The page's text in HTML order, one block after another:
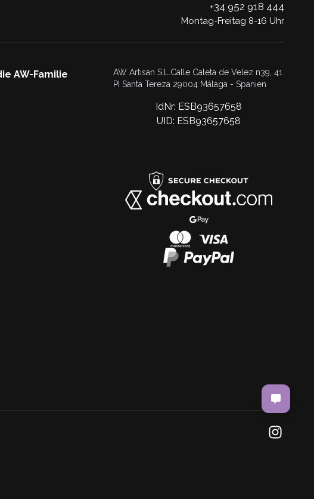
+34 952 918 444
Montag-Freitag 8-16 Uhr
AW-Familie
AW Artisan S.L.Calle Caleta de Velez n39, 41
PI Santa Tereza 29004 Málaga - Spanien
IdNr: ESB93657658
UID: ESB93657658